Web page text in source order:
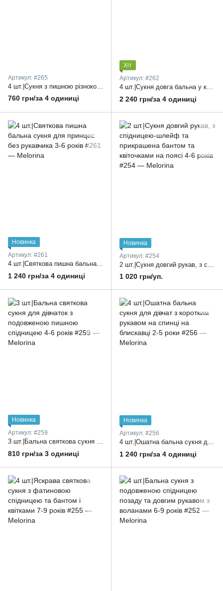
Артикул: #265
760 грн/за 4 одиниці
Хіт
Артикул: #262
4 шт.|Сукня довга бальна у комплекті з сумочкою-торбинкою 9-12 років
2 240 грн/за 4 одиниці
Новинка
Артикул: #261
4 шт.|Святкова пишна бальна сукня для принцес без рукавчика 3-6 років
1 240 грн/за 4 одиниці
Новинка
Артикул: #254
1 020 грн/уп.
Новинка
Артикул: #259
3 шт.|Бальна святкова сукня для дівчаток з подовженою пишною спідницею 4-6 років
810 грн/за 3 одиниці
Новинка
Артикул: #256
4 шт.|Ошатна бальна сукня для дівчат з коротким рукавом на спинці на блискавці 2-5 роки
1 240 грн/за 4 одиниці